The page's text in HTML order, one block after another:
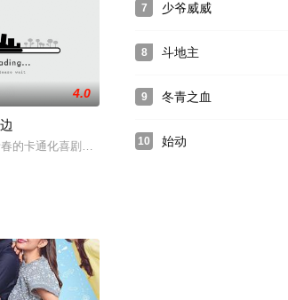
海寧 飾）石榴裙下花是城中有名的財經主播，周旋於
一名妓女爱玛。为了要成为她唯一的入幕之宾，不
4.0
的卡通化喜剧，没有太完整的故事情节，但气氛轻
7 少爷威威
8 斗地主
9 冬青之血
10 始动